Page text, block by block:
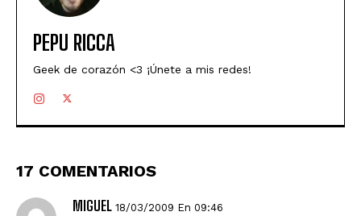
PEPU RICCA
Geek de corazón <3 ¡Únete a mis redes!
17 COMENTARIOS
MIGUEL 18/03/2009 En 09:46